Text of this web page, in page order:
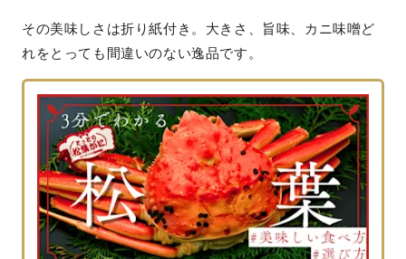
その美味しさは折り紙付き。大きさ、旨味、カニ味噌ど
れをとっても間違いのない逸品です。